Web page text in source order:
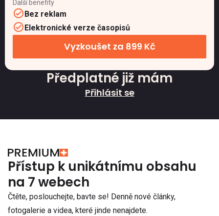
Další benefity
Bez reklam
Elektronické verze časopisů
Vyzkoušet za 899 Kč
Předplatné již mám
Přihlásit se
Přístup k unikátnímu obsahu
na 7 webech
Čtěte, poslouchejte, bavte se! Denně nové články,
fotogalerie a videa, které jinde nenajdete.